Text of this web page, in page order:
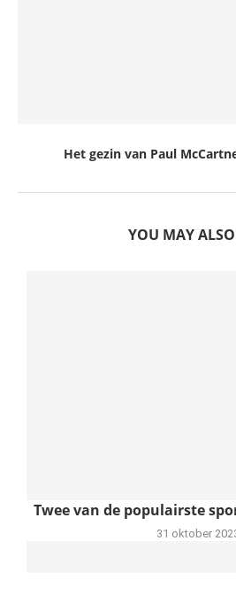
Het gezin van Paul
YOU MAY
Twee van de populairste
31 oktober